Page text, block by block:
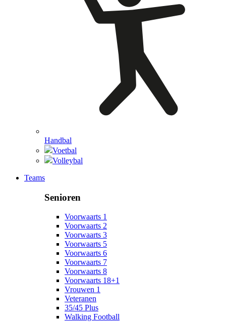
Handbal
Voetbal
Volleybal
Teams
Senioren
Voorwaarts 1
Voorwaarts 2
Voorwaarts 3
Voorwaarts 5
Voorwaarts 6
Voorwaarts 7
Voorwaarts 8
Voorwaarts 18+1
Vrouwen 1
Veteranen
35/45 Plus
Walking Football